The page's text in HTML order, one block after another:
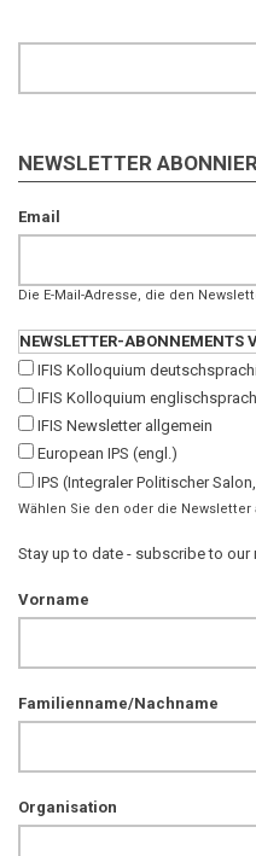
NEWSLETTER
Email
Die E-Mail-Adresse, die den
NEWSLETTER-ABONNEMENTS
IFIS Kolloquium
IFIS Kolloquium
IFIS Newsletter allgemein
European IPS (engl.)
IPS (Integraler Politischer
Wählen Sie den oder die
Stay up to date - subscribe to our
Vorname
Familienname/Nachname
Organisation